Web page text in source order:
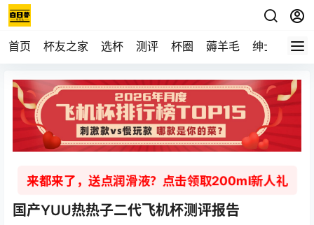
首页 杯友之家 选杯 测评 杯圈 薅羊毛 绅士 视频
来都来了，送点润滑液？点击领取200ml新人礼
国产YUU热热子二代飞机杯测评报告